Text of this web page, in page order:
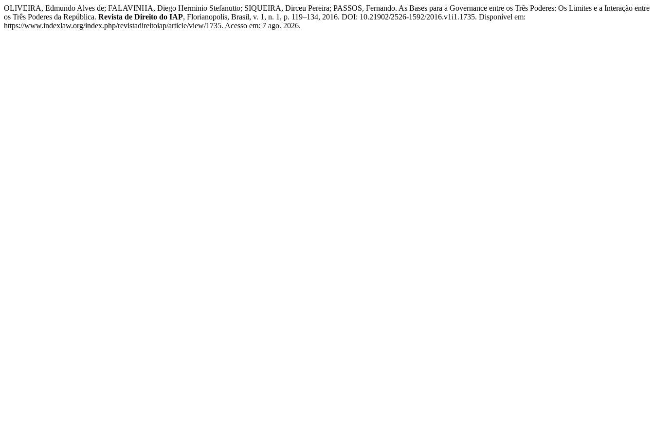
OLIVEIRA, Edmundo Alves de; FALAVINHA, Diego Herminio Stefanutto; SIQUEIRA, Dirceu Pereira; PASSOS, Fernando. As Bases para a Governance entre os Três Poderes: Os Limites e a Interação entre
os Três Poderes da República. Revista de Direito do IAP, Florianopolis, Brasil, v. 1, n. 1, p. 119–134, 2016. DOI: 10.21902/2526-1592/2016.v1i1.1735. Disponível em:
https://www.indexlaw.org/index.php/revistadireitoiap/article/view/1735. Acesso em: 7 ago. 2026.